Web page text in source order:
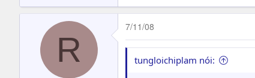
R
7/11/08
tungloichiplam nói: